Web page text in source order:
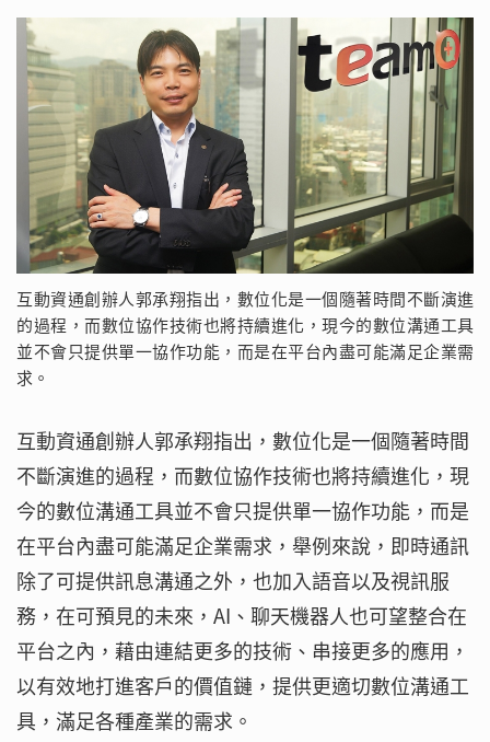
互動資通創辦人郭承翔指出，數位化是一個隨著時間不斷演進
的過程，而數位協作技術也將持續進化，現今的數位溝通工具
並不會只提供單一協作功能，而是在平台內盡可能滿足企業需
求。
互動資通創辦人郭承翔指出，數位化是一個隨著時間
不斷演進的過程，而數位協作技術也將持續進化，現
今的數位溝通工具並不會只提供單一協作功能，而是
在平台內盡可能滿足企業需求，舉例來說，即時通訊
除了可提供訊息溝通之外，也加入語音以及視訊服
務，在可預見的未來，AI、聊天機器人也可望整合在
平台之內，藉由連結更多的技術、串接更多的應用，
以有效地打進客戶的價值鏈，提供更適切數位溝通工
具，滿足各種產業的需求。